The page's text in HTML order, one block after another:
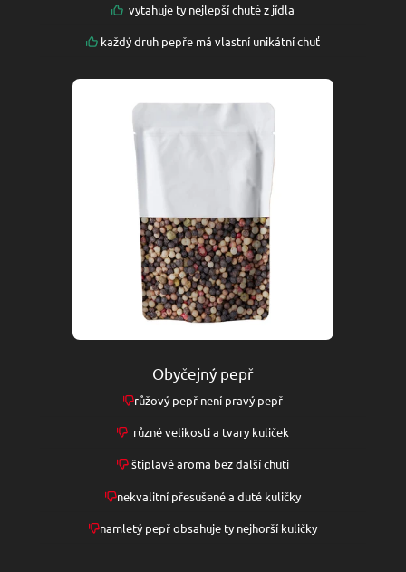
vytahuje ty nejlepší chutě z jídla
každý druh pepře má vlastní unikátní chuť
Obyčejný pepř
růžový pepř není pravý pepř
různé velikosti a tvary kuliček
štiplavé aroma bez další chuti
nekvalitní přesušené a duté kuličky
namletý pepř obsahuje ty nejhorší kuličky